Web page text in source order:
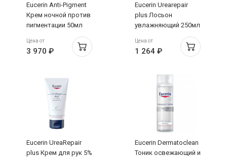
Eucerin Anti-Pigment
Крем ночной против
пигментации 50мл
Цена от
3 970 ₽
Eucerin Urearepair
plus Лосьон
увлажняющий 250мл
Цена от
1 264 ₽
Eucerin UreaRepair
plus Крем для рук 5%
Eucerin Dermatoclean
Тоник освежающий и